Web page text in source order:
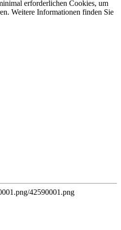
erforderlichen Cookies, um
Weitere Informationen finden Sie